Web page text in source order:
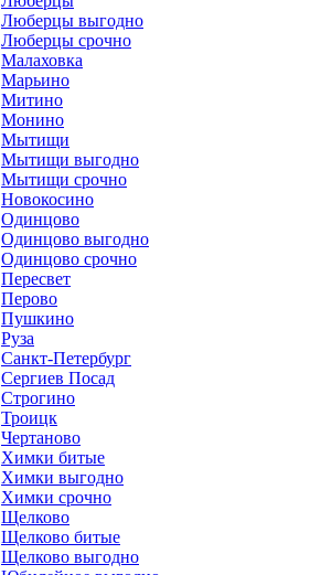
Люберцы выгодно
Люберцы срочно
Малаховка
Марьино
Митино
Монино
Мытищи
Мытищи выгодно
Мытищи срочно
Новокосино
Одинцово
Одинцово выгодно
Одинцово срочно
Пересвет
Перово
Пушкино
Руза
Санкт-Петербург
Сергиев Посад
Строгино
Троицк
Чертаново
Химки битые
Химки выгодно
Химки срочно
Щелково
Щелково битые
Щелково выгодно